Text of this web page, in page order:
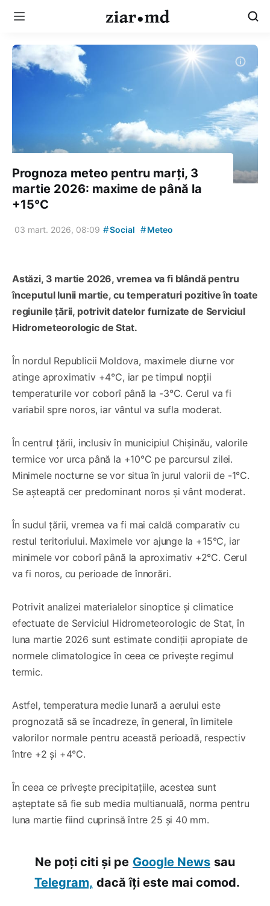
Prognoza meteo pentru marți, 3
martie 2026: maxime de până la
+15°C
03 mart. 2026, 08:09 #Social #Meteo
Astăzi, 3 martie 2026, vremea va fi blândă pentru
începutul lunii martie, cu temperaturi pozitive în toate
regiunile țării, potrivit datelor furnizate de Serviciul
Hidrometeorologic de Stat.
În nordul Republicii Moldova, maximele diurne vor
atinge aproximativ +4°C, iar pe timpul nopții
temperaturile vor coborî până la -3°C. Cerul va fi
variabil spre noros, iar vântul va sufla moderat.
În centrul țării, inclusiv în municipiul Chișinău, valorile
termice vor urca până la +10°C pe parcursul zilei.
Minimele nocturne se vor situa în jurul valorii de -1°C.
Se așteaptă cer predominant noros și vânt moderat.
În sudul țării, vremea va fi mai caldă comparativ cu
restul teritoriului. Maximele vor ajunge la +15°C, iar
minimele vor coborî până la aproximativ +2°C. Cerul
va fi noros, cu perioade de înnorări.
Potrivit analizei materialelor sinoptice și climatice
efectuate de Serviciul Hidrometeorologic de Stat, în
luna martie 2026 sunt estimate condiții apropiate de
normele climatologice în ceea ce privește regimul
termic.
Astfel, temperatura medie lunară a aerului este
prognozată să se încadreze, în general, în limitele
valorilor normale pentru această perioadă, respectiv
între +2 și +4°C.
În ceea ce privește precipitațiile, acestea sunt
așteptate să fie sub media multianuală, norma pentru
luna martie fiind cuprinsă între 25 și 40 mm.
Ne poți citi și pe Google News sau
Telegram, dacă îți este mai comod.